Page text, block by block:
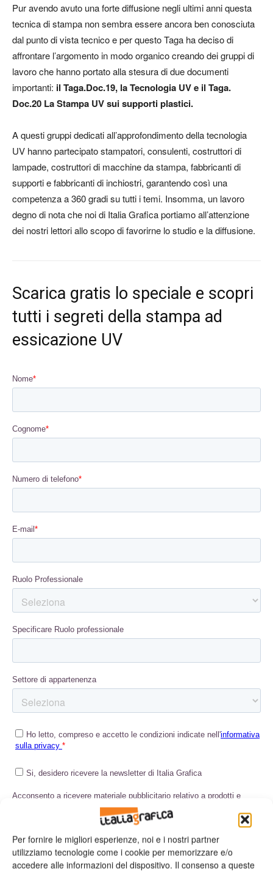
Per fornire le migliori esperienze, noi e i nostri partner
utilizziamo tecnologie come i cookie per memorizzare e/o
accedere alle informazioni del dispositivo. Il consenso a queste
Pur avendo avuto una forte diffusione negli ultimi anni questa
tecnica di stampa non sembra essere ancora ben conosciuta
dal punto di vista tecnico e per questo Taga ha deciso di
affrontare l’argomento in modo organico creando dei gruppi di
lavoro che hanno portato alla stesura di due documenti
importanti: il Taga.Doc.19, la Tecnologia UV e il Taga.
Doc.20 La Stampa UV sui supporti plastici.
A questi gruppi dedicati all’approfondimento della tecnologia
UV hanno partecipato stampatori, consulenti, costruttori di
lampade, costruttori di macchine da stampa, fabbricanti di
supporti e fabbricanti di inchiostri, garantendo così una
competenza a 360 gradi su tutti i temi. Insomma, un lavoro
degno di nota che noi di Italia Grafica portiamo all’attenzione
dei nostri lettori allo scopo di favorirne lo studio e la diffusione.
Scarica gratis lo speciale e scopri
tutti i segreti della stampa ad
essicazione UV